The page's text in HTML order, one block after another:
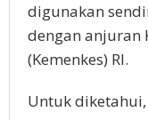
digunakan
dengan anjuran
(Kemenkes) RI.
Untuk